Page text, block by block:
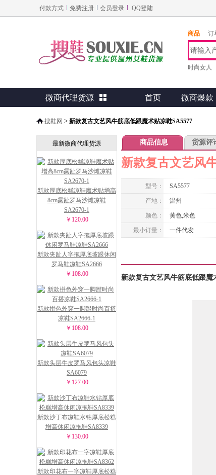
付款方式 免费注册 会员登录 QQ登陆
商品 订
时尚女人
微商代理货源  首页 微商爆款
搜鞋网 > 新款复古文艺风牛筋底低跟魔术贴凉鞋SA5577
最新微商代理货源
新款厚底松糕凉鞋魔术贴增高
8cm露趾罗马沙滩凉鞋
SA2670-1
￥120.00
新款夹趾人字拖厚底坡跟休闲
罗马鞋凉鞋SA2666
￥108.00
新款拼色外穿一脚蹬时尚百搭
凉鞋SA2666-1
￥108.00
新款头层牛皮罗马风包头凉鞋
SA6079
￥127.00
新款沙丁布凉鞋水钻厚底松糕
增高休闲凉拖鞋SA8339
￥130.00
新款印花布一字凉鞋厚底松糕
商品信息 货源评
新款复古文艺风
型号： SA5577
产地： 温州
颜色：
黄色,米色
最小订量： 一件代发
新款复古文艺风牛筋底低跟魔